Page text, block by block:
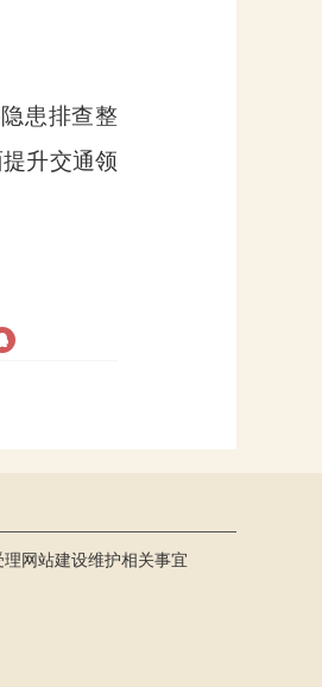
患排查整
升交通领
网站建设维护相关事宜